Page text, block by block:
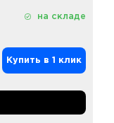
на складе
Купить в 1 клик